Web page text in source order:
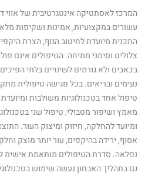
המרכז לאסתטיקה אינטגרטיבית של אווי
עשורים במקצועיות, אמינות ושקיפות
התכנית מיועדת לחיטוב הגוף, הצרת
צלוליט וסימני מתיחה. הטיפולים אינם
בכאבים ולא גורמים לשינויים בלתי
נעימים ובריאים. בכל פגישה טיפולית
טיפול אחד בטכנולוגיות משולבות
מאמץ ושיפור מטבולי, טיפול שני
ומיועד להחלקה, חיזוק ומיצוק העור.
אסוף, ירידה בהיקפים, עור יותר מוצק
נפלאה. סדרת הטיפולים מותאמת אישית
גם בתהליך האבחון נעשה שימוש